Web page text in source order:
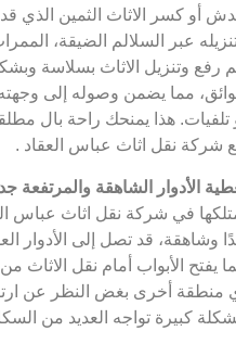
أو كسر الاثاث الثمين الذي
عبر السلالم الضيقة،
رفع وتنزيل الاثاث بسلاسة
مما يضمن وصوله إلى
تلفيات. هذا يمنحك راحة بال
شركة نقل اثاث عباس العقاد .
الأدوار الشاهقة والمرتفعة
في شركة نقل اثاث عباس
وشاهقة، قد تصل إلى الأدوار
يفتح الأبواب أمام نقل الاثاث
منطقة أخرى بغض النظر عن
كبيرة تواجه العديد من